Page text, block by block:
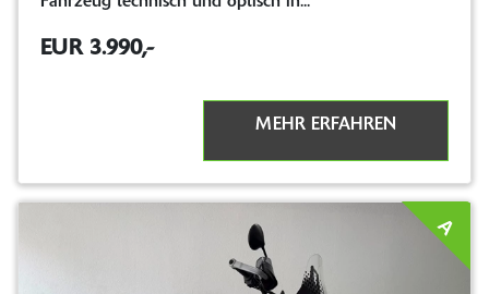
EUR 3.990,-
MEHR ERFAHREN
A